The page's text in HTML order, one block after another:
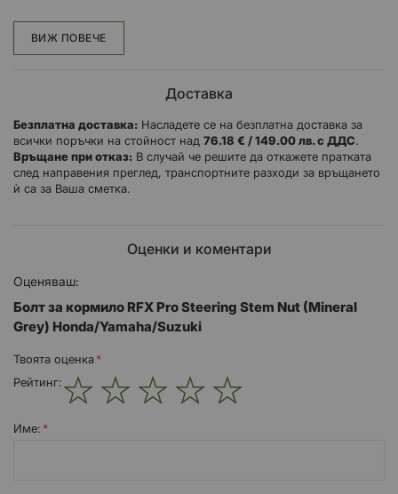
Yam 94-21 Suz 07-21 CR80/85 95-07> Suz
машина от алуминий 7075-T6.
Анодизирани за фабричен вид на мотоциклет, те надвишават
спецификациите на OEM по отношение на дизайн и
производство.
ВИЖ ПОВЕЧЕ
Доставка
Безплатна доставка: Насладете се на безплатна доставка за
всички поръчки на стойност над 76.18 € / 149.00 лв. с ДДС.
Връщане при отказ: В случай че решите да откажете пратката
след направения преглед, транспортните разходи за връщането
ѝ са за Ваша сметка.
Оценки и коментари
Оценяваш:
Болт за кормило RFX Pro Steering Stem Nut (Mineral
Grey) Honda/Yamaha/Suzuki
Твоята оценка
Рейтинг:
Име: